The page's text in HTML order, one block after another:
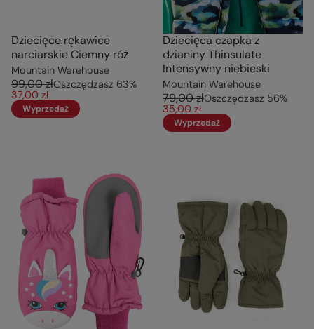
Dziecięce rękawice
narciarskie Ciemny róż
Mountain Warehouse
99,00 złOszczędzasz 63%
37,00 zł
Wyprzedaż
Dziecięca czapka z
dzianiny Thinsulate
Intensywny niebieski
Mountain Warehouse
79,00 złOszczędzasz 56%
35,00 zł
Wyprzedaż